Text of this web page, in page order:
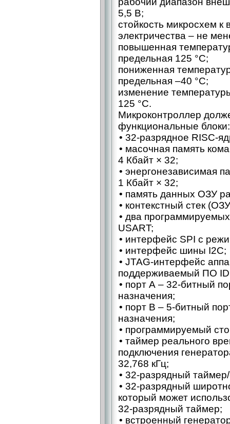
5,5 В;
стойкость микросхем к
электричества – ​не
повышенная
предельная 125 °C;
пониженная
предельная –40 °C;
изменение
125 °C.
Микроконтроллер
функциональные блоки:
• 32‑разрядное RISC-
• масочная память
4 Кбайт × 32;
• энергонезависимая
1 Кбайт × 32;
• память данных ОЗУ
• контекстный стек
• два
USART;
• интерфейс SPI с
• интерфейс шины I2C;
• JTAG-интерфейс
поддерживаемый ПО
• порт A – ​32‑битный
назначения;
• порт B – ​5‑битный
назначения;
• программируемый
• таймер реального
подключения
32,768 кГц;
• 32‑разрядный таймер/
• 32‑разрядный
который может
32‑разрядный таймер;
• встроенный